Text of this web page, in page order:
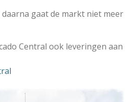
gaat de markt niet meer
Central ook leveringen aan